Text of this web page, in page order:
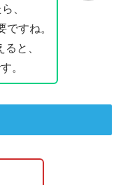
、
ですね。
と、
。